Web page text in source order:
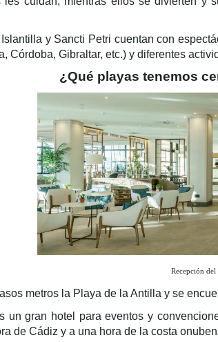
y Sancti Petri cuentan con
Córdoba, Gibraltar, etc.) y diferentes
¿Qué playas tenemos
Recepción
metros la Playa de la Antilla y se
un gran hotel para eventos y
de Cádiz y a una hora de la costa